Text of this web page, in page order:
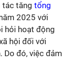
tác tăng tổng
2025 với
hỏi hoạt động
hội đối với
Do đó, việc đảm